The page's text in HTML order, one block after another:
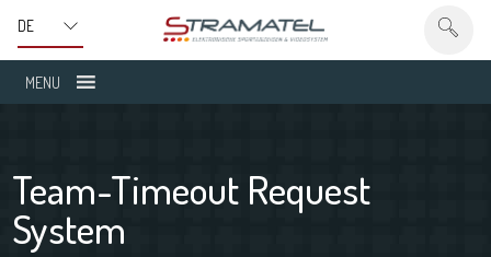
MENU
Team-Timeout Request
System